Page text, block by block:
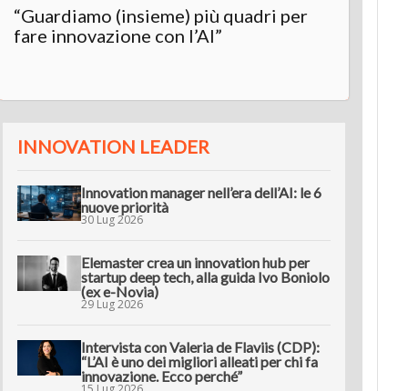
“Guardiamo (insieme) più quadri per
fare innovazione con l’AI”
INNOVATION LEADER
Innovation manager nell’era dell’AI: le 6
nuove priorità
30 Lug 2026
Elemaster crea un innovation hub per
startup deep tech, alla guida Ivo Boniolo
(ex e-Novia)
29 Lug 2026
Intervista con Valeria de Flaviis (CDP):
“L’AI è uno dei migliori alleati per chi fa
innovazione. Ecco perché”